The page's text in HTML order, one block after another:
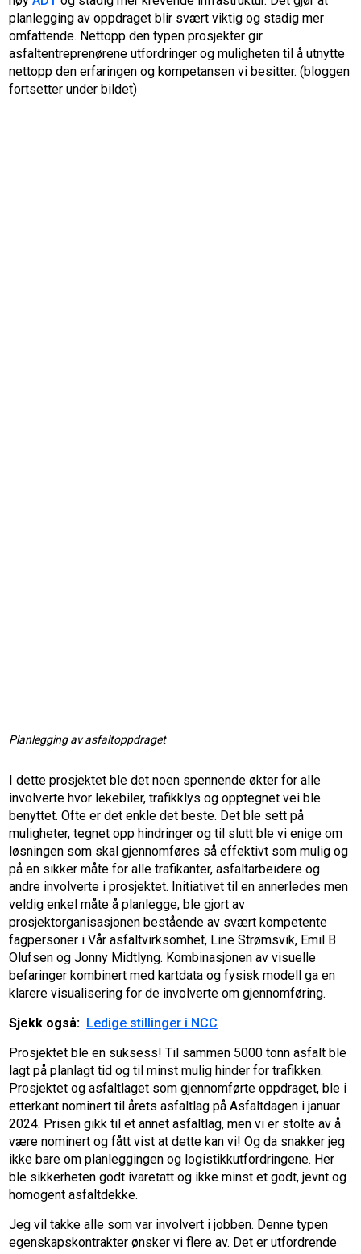
planlegging av oppdraget blir svært viktig og stadig mer
omfattende. Nettopp den typen prosjekter gir
asfaltentreprenørene utfordringer og muligheten til å utnytte
nettopp den erfaringen og kompetansen vi besitter. (bloggen
fortsetter under bildet)
Planlegging av asfaltoppdraget
I dette prosjektet ble det noen spennende økter for alle
involverte hvor lekebiler, trafikklys og opptegnet vei ble
benyttet. Ofte er det enkle det beste. Det ble sett på
muligheter, tegnet opp hindringer og til slutt ble vi enige om
løsningen som skal gjennomføres så effektivt som mulig og
på en sikker måte for alle trafikanter, asfaltarbeidere og
andre involverte i prosjektet. Initiativet til en annerledes men
veldig enkel måte å planlegge, ble gjort av
prosjektorganisasjonen bestående av svært kompetente
fagpersoner i Vår asfaltvirksomhet, Line Strømsvik, Emil B
Olufsen og Jonny Midtlyng. Kombinasjonen av visuelle
befaringer kombinert med kartdata og fysisk modell ga en
klarere visualisering for de involverte om gjennomføring.
Sjekk også: Ledige stillinger i NCC
Prosjektet ble en suksess! Til sammen 5000 tonn asfalt ble
lagt på planlagt tid og til minst mulig hinder for trafikken.
Prosjektet og asfaltlaget som gjennomførte oppdraget, ble i
etterkant nominert til årets asfaltlag på Asfaltdagen i januar
2024. Prisen gikk til et annet asfaltlag, men vi er stolte av å
være nominert og fått vist at dette kan vi! Og da snakker jeg
ikke bare om planleggingen og logistikkutfordringene. Her
ble sikkerheten godt ivaretatt og ikke minst et godt, jevnt og
homogent asfaltdekke.
Jeg vil takke alle som var involvert i jobben. Denne typen
egenskapskontrakter ønsker vi flere av. Det er utfordrende